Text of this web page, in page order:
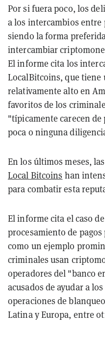
Por si fuera poco, los
a los intercambios entre
siendo la forma
intercambiar
El informe cita los
LocalBitcoins, que tiene
relativamente alto en
favoritos de los
"típicamente carecen
poca o ninguna
En los últimos meses,
Local Bitcoins han
para combatir esta
El informe cita el caso
procesamiento de
como un ejemplo
criminales usan
operadores del "banco
acusados de ayudar a
operaciones de
Latina y Europa, entre